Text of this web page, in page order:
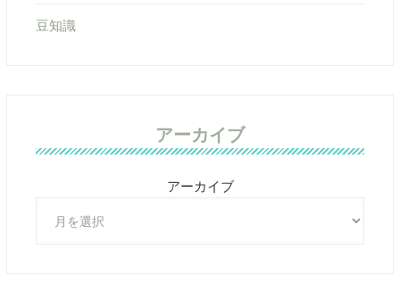
豆知識
アーカイブ
アーカイブ